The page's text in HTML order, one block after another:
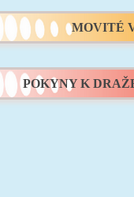
MOVITÉ
POKYNY K